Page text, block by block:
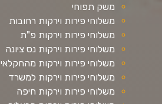
משק תפוחי
משלוחי פירות וירקות רחובות
משלוחי פירות וירקות פ"ת
משלוחי פירות וירקות נס ציונה
משלוחי פירות וירקות מהחקלאי
משלוחי פירות וירקות למשרד
משלוחי פירות וירקות חיפה